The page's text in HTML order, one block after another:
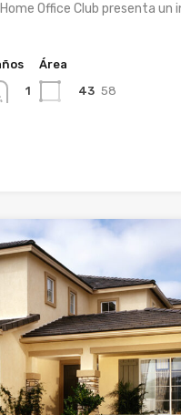
Office Club presenta un
1
Área
43 58